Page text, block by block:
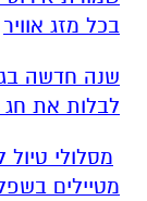
בכל מזג אוויר
שנה חדשה
לבלות את
מסלולי טיול
מטיילים